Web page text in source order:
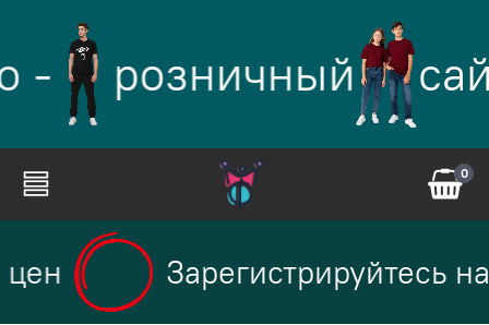
- розничный
0
Зарегистрируйтесь на